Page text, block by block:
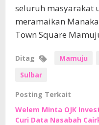
seluruh masyarakat
meramaikan
Town Square
Ditag Mamuju
Sulbar
Posting Terkait
Welem Minta OJK
Curi Data Nasabah